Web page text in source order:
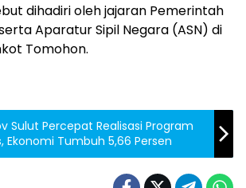
dihadiri oleh jajaran Pemerintah
Aparatur Sipil Negara (ASN) di
Tomohon.
Sulut Percepat Realisasi Program
Ekonomi Tumbuh 5,66 Persen